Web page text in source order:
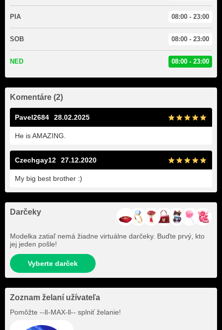
PIA 08:00 - 23:00
SOB 08:00 - 23:00
NED 08:00 - 23:00
Komentáre (2)
Pavel2684 28.02.2025
He is AMAZING.
Czechgay12 27.12.2020
My big best brother :)
Darčeky
Modelka zatiaľ nemá žiadne virtuálne darčeky. Buďte prvý, kto
jej jeden pošle!
Vyberte darček
Zoznam želaní užívateľa
Pomôžte --lI-MAX-ll-- splniť želanie!